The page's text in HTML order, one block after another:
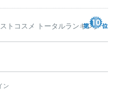
トコスメ トータルランキング
ン